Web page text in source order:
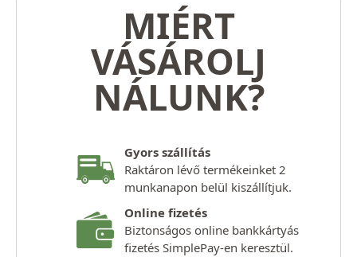
MIÉRT
VÁSÁROLJ
NÁLUNK?
Gyors szállítás
Raktáron lévő termékeinket 2
munkanapon belül kiszállítjuk.
Online fizetés
Biztonságos online bankkártyás
fizetés SimplePay-en keresztül.